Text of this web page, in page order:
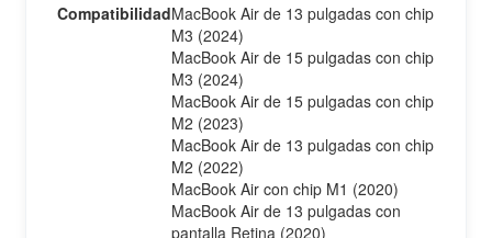
CompatibilidadMacBook Air de 13 pulgadas con chip
M3 (2024)
MacBook Air de 15 pulgadas con chip
M3 (2024)
MacBook Air de 15 pulgadas con chip
M2 (2023)
MacBook Air de 13 pulgadas con chip
M2 (2022)
MacBook Air con chip M1 (2020)
MacBook Air de 13 pulgadas con
pantalla Retina (2020)